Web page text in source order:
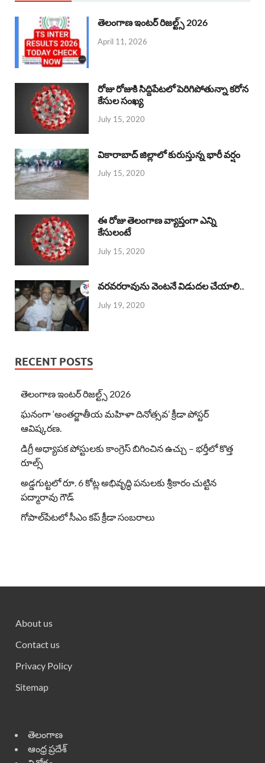
తెలంగాణ ఇంటర్ రిజల్ట్స్ 2026
April 11, 2026
రోజు రోజుకి సిద్దిపేటలో పెరిగిపోతున్నా కరోన
కేసుల సంఖ్య
July 15, 2020
వికారాబాద్ జిల్లాలో కురుస్తున్న భారీ వర్షం
July 15, 2020
ఈ రోజు తెలంగాణ వ్యాప్తంగా ఎన్ని
కేసులంటే
July 15, 2020
వరవరరావును వెంటనే విడుదల చేయాలి..
July 19, 2020
RECENT POSTS
తెలంగాణ ఇంటర్ రిజల్ట్స్ 2026
ఘనంగా ‘అంతర్జాతీయ మహిళా దినోత్సవ’ క్రీడా పోస్టర్
ఆవిష్కరణ.
డిగ్రీ అధ్యాపక పోస్టులకు కాంగ్రెస్ బిగించిన ఉచ్చు – భర్తీలో కొత్త
రూల్స్
అడ్డగుట్టలో రూ. 6 కోట్ల అభివృద్ధి పనులకు శ్రీకారం చుట్టిన
పద్మారావు గౌడ్
గోపాల్‌పేటలో సీఎం కప్ క్రీడా సంబరాలు
About us
Contact us
Privacy Policy
Sitemap
తెలంగాణ
ఆంధ్ర ప్రదేశ్